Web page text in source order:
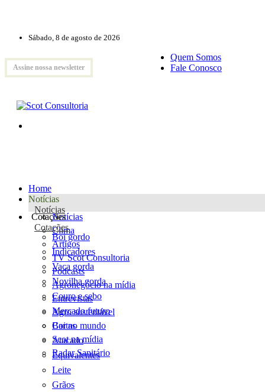
Sábado, 8 de agosto de 2026
Assine nossa newsletter
Quem Somos
Fale Conosco
Home
Notícias
Notícias
Notícias
Clima
Artigos
TV Scot Consultoria
Podcasts
Agronegócio na mídia
Entrevistas
Agro sustentável
Cartas
Scot na mídia
Radar Sanitário
Cotações
Cotações
Boi gordo
Indicadores
Vaca gorda
Novilha gorda
Couro e sebo
Mercado futuro
Boi no mundo
Atacado
Equivalentes
Leite
Grãos